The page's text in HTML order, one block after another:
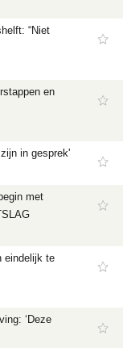
“Niet
en
in gesprek'
met
eindelijk te
‘Deze